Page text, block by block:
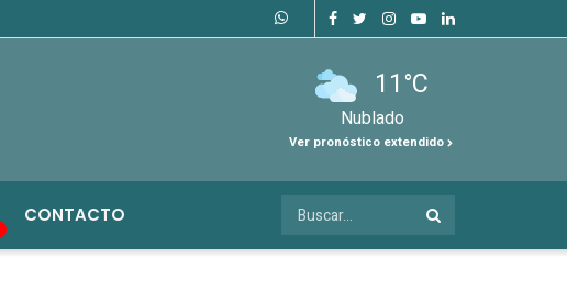
11°C
Nublado
Ver pronóstico extendido
CONTACTO